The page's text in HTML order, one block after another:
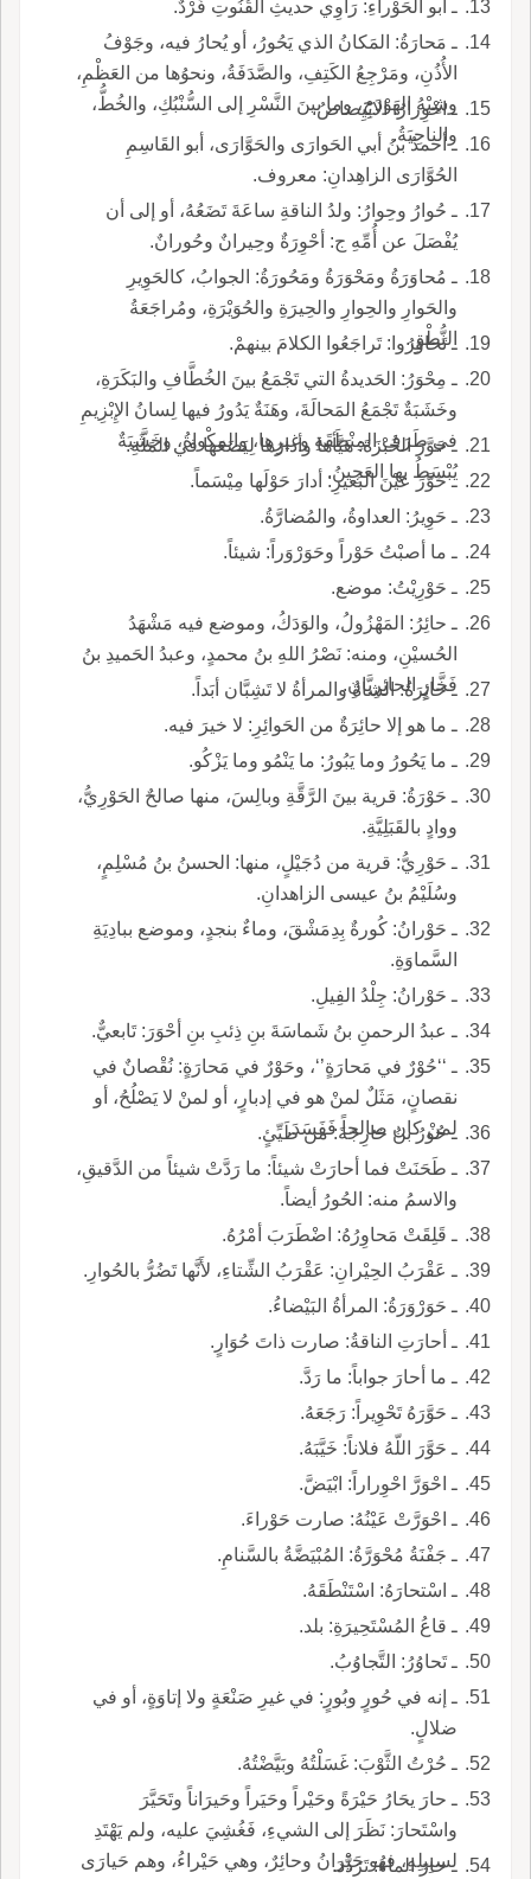
ـ أبو الحَوْراءِ: رَاوِي حديثِ القُنُوتِ فَرْدٌ.
ـ مَحارَةُ: المَكانُ الذي يَحُورُ، أو يُحارُ فيه، وجَوْفُ
الأُذُنِ، ومَرْجِعُ الكَتِفِ، والصَّدَفَةُ، ونحوُها من العَظْمِ،
وشِبْهُ الهَوْدَجِ، وما بينَ النَّسْرِ إلى السُّنْبُكِ، والخُطُّ،
والناحِيَةُ.
ـ احْوِرارُ: الابْيِضاضُ.
ـ أحمدُ بنُ أبي الحَوارَى والحَوَّارَى، أبو القَاسِمِ
الحُوَّارَى الزاهِدانِ: معروف.
ـ حُوارُ وحِوارُ: ولدُ الناقةِ ساعَةَ تَضَعُهُ، أو إلى أن
يُفْصَلَ عن أُمِّهِ ج: أحْوِرَةٌ وحِيرانٌ وحُورانٌ.
ـ مُحاوَرَةُ ومَحْوَرَةُ ومَحُورَةُ: الجوابُ، كالحَوِيرِ
والحَوارِ والحِوارِ والحِيرَةِ والحُوَيْرَةِ، ومُراجَعَةُ
النُّطْقِ.
ـ تَحاوَرُوا: تَراجَعُوا الكلامَ بينهمْ.
ـ مِحْوَرُ: الحَديدةُ التي تَجْمَعُ بينَ الخُطَّافِ والبَكَرَةِ،
وخَشَبَةٌ تَجْمَعُ المَحالَةَ، وهَنَةٌ يَدُورُ فيها لِسانُ الإِبْزِيمِ
في طَرَفِ المِنْطَقَةِ وغيرِها، والمِكْواةُ، وخَشَبَةٌ
يُبْسَطُ بها العَجِينُ.
ـ حَوَّرَ الخُبْزَةَ: هَيَّأها وأدارَها لِيَضَعَها في المَلَّةِ.
ـ حَوَّرَ عيْنَ البَعيرِ: أدارَ حَوْلَها مِيْسَماً.
ـ حَوِيرُ: العداوةُ، والمُضارَّةُ.
ـ ما أصبْتُ حَوْراً وحَوَرْوَراً: شيئاً.
ـ حَوْرِيْتُ: موضع.
ـ حائِرُ: المَهْزُولُ، والوَدَكُ، وموضع فيه مَشْهَدُ
الحُسيْنِ، ومنه: نَصْرُ اللهِ بنُ محمدٍ، وعبدُ الحَميدِ بنُ
فَخَّارٍ الحائِرِيَّانِ.
ـ حائِرَةُ: الشاةُ والمرأةُ لا تَشِبَّان أبَداً.
ـ ما هو إلا حائِرَةٌ من الحَوائِرِ: لا خيرَ فيه.
ـ ما يَحُورُ وما يَبُورُ: ما يَنْمُو وما يَزْكُو.
ـ حَوْرَةُ: قرية بينَ الرَّقَّةِ وبالِسَ، منها صالحٌ الحَوْرِيُّ،
ووادٍ بالقَبَلِيَّةِ.
ـ حَوْرِيُّ: قرية من دُجَيْلٍ، منها: الحسنُ بنُ مُسْلِمٍ،
وسُلَيْمُ بنُ عيسى الزاهدانِ.
ـ حَوْرانُ: كُورةٌ بِدِمَشْقَ، وماءٌ بنجدٍ، وموضع ببادِيَةِ
السَّماوَةِ.
ـ حَوْرانُ: جِلْدُ الفِيلِ.
ـ عبدُ الرحمنِ بنُ شَماسَةَ بنِ ذِئبِ بنِ أحْوَرَ: تَابعيٌّ.
ـ ‘‘حُوْرٌ في مَحارَةٍ’‘، وحَوْرٌ في مَحارَةٍ: نُقْصانٌ في
نقصانٍ، مَثَلٌ لمنْ هو في إدبارٍ، أو لمنْ لا يَصْلُحُ، أو
لمنْ كان صالحاً فَفَسَدَ.
ـ حُورُ بنُ خارِجَةَ: من طَيِّئٍ.
ـ طَحَنَتْ فما أحارَتْ شيئاً: ما رَدَّتْ شيئاً من الدَّقيقِ،
والاسمُ منه: الحُورُ أيضاً.
ـ قَلِقَتْ مَحاوِرُهُ: اضْطَرَبَ أمْرُهُ.
ـ عَقْرَبُ الحِيْرانِ: عَقْرَبُ الشِّتاءِ، لأَنَّها تَضُرُّ بالحُوارِ.
ـ حَوَرْوَرَةُ: المرأةُ البَيْضاءُ.
ـ أحارَتِ الناقةُ: صارت ذاتَ حُوَارٍ.
ـ ما أحارَ جواباً: ما رَدَّ.
ـ حَوَّرَهُ تَحْوِيراً: رَجَعَهُ.
ـ حَوَّرَ اللّهُ فلاناً: خَيَّبَهُ.
ـ احْوَرَّ احْوِراراً: ابْيَضَّ.
ـ احْوَرَّتْ عَيْنُهُ: صارت حَوْراءَ.
ـ جَفْنَةُ مُحْوَرَّةُ: المُبْيَضَّةُ بالسَّنامِ.
ـ اسْتحارَهُ: اسْتَنْطَقَهُ.
ـ قاعُ المُسْتَحِيرَةِ: بلد.
ـ تَحاوُرُ: التَّجاوُبُ.
ـ إنه في حُورٍ وبُورٍ: في غيرِ صَنْعَةٍ ولا إتاوَةٍ، أو في
ضلالٍ.
ـ حُرْتُ الثَّوْبَ: غَسَلْتُهُ وبَيَّضْتُهُ.
ـ حارَ يحَارُ حَيْرَةً وحَيْراً وحَيَراً وحَيرَاناً وتَحَيَّرَ
واسْتَحارَ: نَظَرَ إلى الشيءِ، فَغُشِيَ عليه، ولم يَهْتَدِ
لسبِيلِهِ، فهو حَيْرانُ وحائِرٌ، وهي حَيْراءُ، وهم حَيارَى
ـ حارَ الماءُ: تَرَدَّدَ.